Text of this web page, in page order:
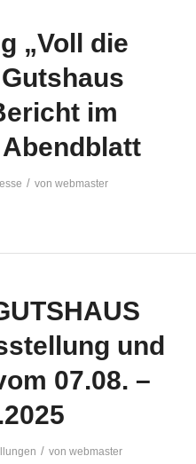
„Voll die
im
/ von webmaster
und
07.08. –
/ von webmaster